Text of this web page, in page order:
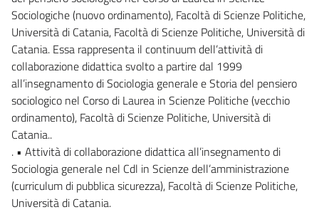
Sociologiche (nuovo ordinamento), Facoltà di Scienze Politiche,
Università di Catania, Facoltà di Scienze Politiche, Università di
Catania. Essa rappresenta il continuum dell’attività di
collaborazione didattica svolto a partire dal 1999
all’insegnamento di Sociologia generale e Storia del pensiero
sociologico nel Corso di Laurea in Scienze Politiche (vecchio
ordinamento), Facoltà di Scienze Politiche, Università di
Catania..
. • Attività di collaborazione didattica all’insegnamento di
Sociologia generale nel Cdl in Scienze dell’amministrazione
(curriculum di pubblica sicurezza), Facoltà di Scienze Politiche,
Università di Catania.